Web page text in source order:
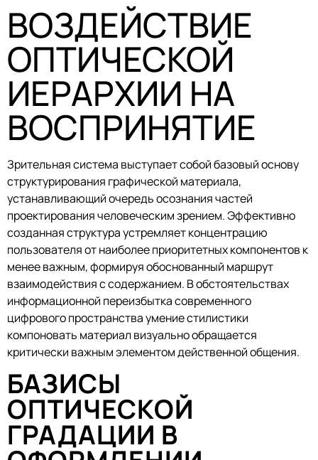
ВОЗДЕЙСТВИЕ
ОПТИЧЕСКОЙ
ИЕРАРХИИ НА
ВОСПРИНЯТИЕ
Зрительная система выступает собой базовый основу
структурирования графической материала,
устанавливающий очередь осознания частей
проектирования человеческим зрением. Эффективно
созданная структура устремляет концентрацию
пользователя от наиболее приоритетных компонентов к
менее важным, формируя обоснованный маршрут
взаимодействия с содержанием. В обстоятельствах
информационной переизбытка современного
цифрового пространства умение стилистики
компоновать материал визуально обращается
критически важным элементом действенной общения.
БАЗИСЫ
ОПТИЧЕСКОЙ
ГРАДАЦИИ В